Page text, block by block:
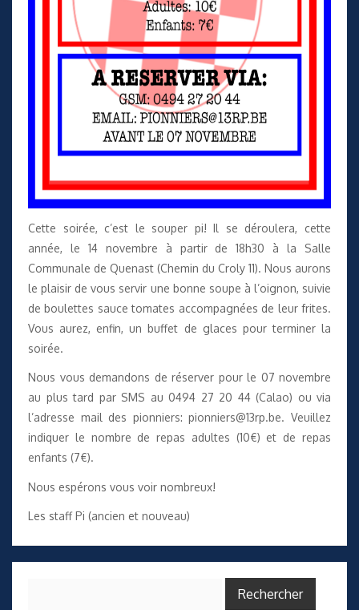
Cette soirée, c’est le souper pi! Il se déroulera, cette
année, le 14 novembre à partir de 18h30 à la Salle
Communale de Quenast (Chemin du Croly 11). Nous aurons
le plaisir de vous servir une bonne soupe à l’oignon, suivie
de boulettes sauce tomates accompagnées de leur frites.
Vous aurez, enfin, un buffet de glaces pour terminer la
soirée.
Nous vous demandons de réserver pour le 07 novembre
au plus tard par SMS au 0494 27 20 44 (Calao) ou via
l’adresse mail des pionniers: pionniers@13rp.be. Veuillez
indiquer le nombre de repas adultes (10€) et de repas
enfants (7€).
Nous espérons vous voir nombreux!
Les staff Pi (ancien et nouveau)